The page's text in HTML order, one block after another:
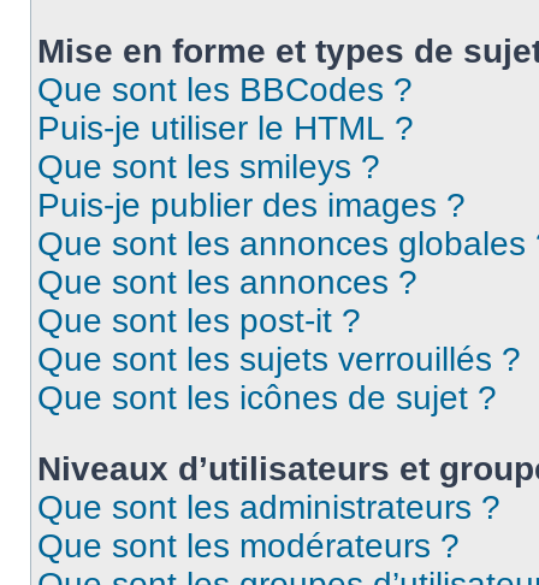
Mise en forme et types de
Que sont les BBCodes ?
Puis-je utiliser le HTML ?
Que sont les smileys ?
Puis-je publier des images ?
Que sont les annonces globales
Que sont les annonces ?
Que sont les post-it ?
Que sont les sujets verrouillés ?
Que sont les icônes de sujet ?
Niveaux d’utilisateurs et
Que sont les administrateurs ?
Que sont les modérateurs ?